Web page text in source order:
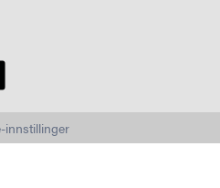
innstillinger